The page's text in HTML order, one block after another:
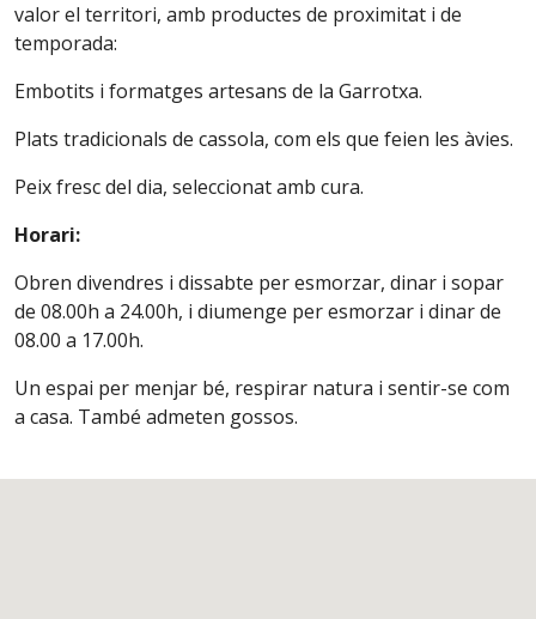
valor el territori, amb productes de proximitat i de
temporada:
Embotits i formatges artesans de la Garrotxa.
Plats tradicionals de cassola, com els que feien les àvies.
Peix fresc del dia, seleccionat amb cura.
Horari:
Obren divendres i dissabte per esmorzar, dinar i sopar
de 08.00h a 24.00h, i diumenge per esmorzar i dinar de
08.00 a 17.00h.
Un espai per menjar bé, respirar natura i sentir-se com
a casa. També admeten gossos.